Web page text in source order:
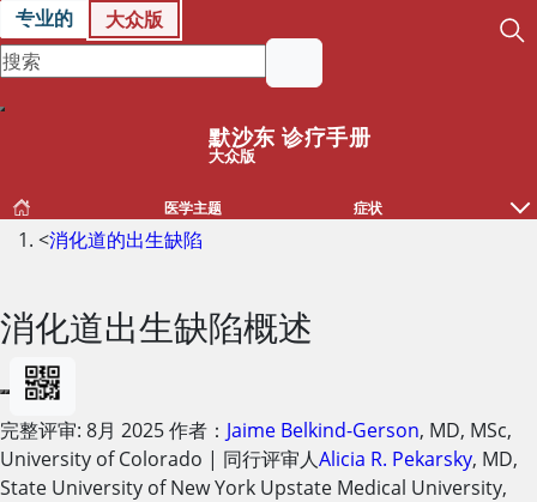
专业的 大众版
默沙东 诊疗手册
大众版
医学主题 症状
<消化道的出生缺陷
消化道出生缺陷概述
完整评审: 8月 2025作者： Jaime Belkind-Gerson, MD, MSc,
University of Colorado | 同行评审人Alicia R. Pekarsky, MD,
State University of New York Upstate Medical University,